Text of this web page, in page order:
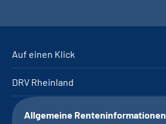
Auf einen Klick
DRV Rheinland
Allgemeine Renteninformationen